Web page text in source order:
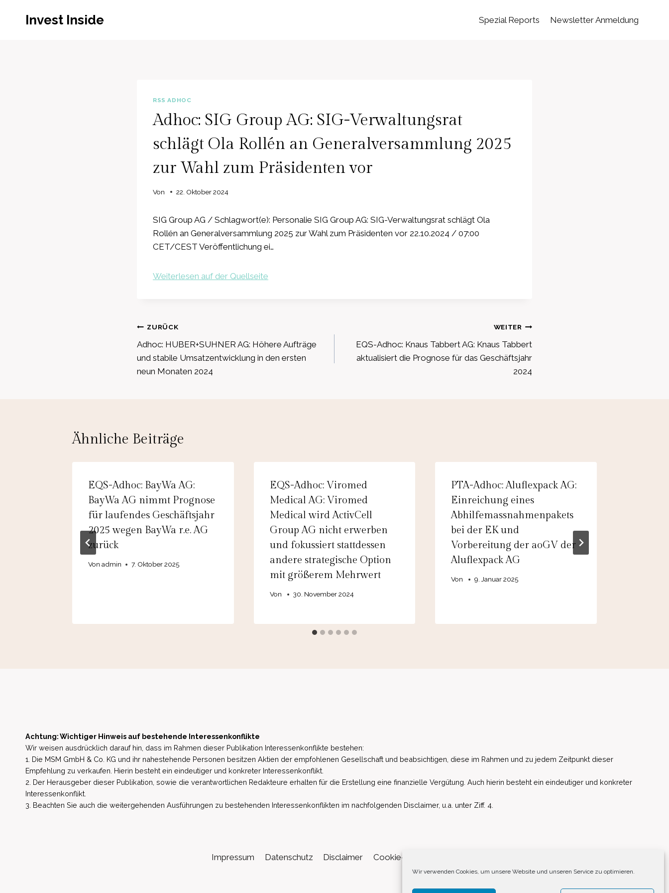
Wir verwenden Cookies, um unsere Website und unseren Service zu optimieren.
Invest Inside Spezial Reports Newsletter Anmeldung
RSS ADHOC
Adhoc: SIG Group AG: SIG-Verwaltungsrat
schlägt Ola Rollén an Generalversammlung 2025
zur Wahl zum Präsidenten vor
Von 22. Oktober 2024
SIG Group AG / Schlagwort(e): Personalie SIG Group AG: SIG-Verwaltungsrat schlägt Ola
Rollén an Generalversammlung 2025 zur Wahl zum Präsidenten vor 22.10.2024 / 07:00
CET/CEST Veröffentlichung ei…
Weiterlesen auf der Quellseite
Beitragsnavigation
ZURÜCK
Adhoc: HUBER+SUHNER AG: Höhere Aufträge
und stabile Umsatzentwicklung in den ersten
neun Monaten 2024
WEITER
EQS-Adhoc: Knaus Tabbert AG: Knaus Tabbert
aktualisiert die Prognose für das Geschäftsjahr
2024
Ähnliche Beiträge
EQS-Adhoc: BayWa AG:
BayWa AG nimmt Prognose
für laufendes Geschäftsjahr
2025 wegen BayWa r.e. AG
zurück
Von admin 7. Oktober 2025
EQS-Adhoc: Viromed
Medical AG: Viromed
Medical wird ActivCell
Group AG nicht erwerben
und fokussiert stattdessen
andere strategische Option
mit größerem Mehrwert
Von 30. November 2024
PTA-Adhoc: Aluflexpack AG:
Einreichung eines
Abhilfemassnahmenpakets
bei der EK und
Vorbereitung der aoGV der
Aluflexpack AG
Von 9. Januar 2025
Achtung: Wichtiger Hinweis auf bestehende Interessenkonflikte
Wir weisen ausdrücklich darauf hin, dass im Rahmen dieser Publikation Interessenkonflikte bestehen:
1. Die MSM GmbH & Co. KG und ihr nahestehende Personen besitzen Aktien der empfohlenen Gesellschaft und beabsichtigen, diese im Rahmen und zu jedem Zeitpunkt dieser
Empfehlung zu verkaufen. Hierin besteht ein eindeutiger und konkreter Interessenkonflikt.
2. Der Herausgeber dieser Publikation, sowie die verantwortlichen Redakteure erhalten für die Erstellung eine finanzielle Vergütung. Auch hierin besteht ein eindeutiger und konkreter
Interessenkonflikt.
3. Beachten Sie auch die weitergehenden Ausführungen zu bestehenden Interessenkonflikten im nachfolgenden Disclaimer, u.a. unter Ziff. 4.
Impressum Datenschutz Disclaimer Cookie-Richtlinie (EU)